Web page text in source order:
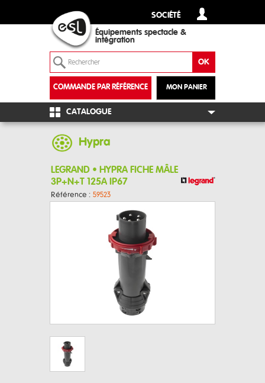
SOCIÉTÉ
Équipements spectacle &
intégration
MON PANIER
COMMANDE PAR RÉFÉRENCE
+
CATALOGUE
Hypra
LEGRAND • HYPRA FICHE MÂLE
3P+N+T 125A IP67
Référence : 59523